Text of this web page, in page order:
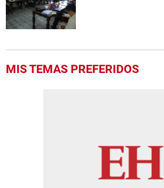
MIS TEMAS PREFERIDOS